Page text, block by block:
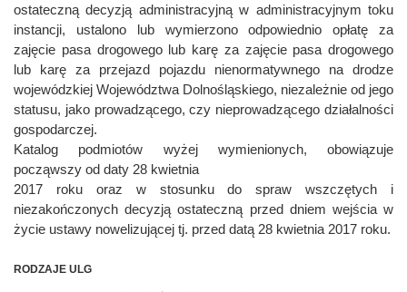
ostateczną decyzją administracyjną w administracyjnym toku
instancji, ustalono lub wymierzono odpowiednio opłatę za
zajęcie pasa drogowego lub karę za zajęcie pasa drogowego
lub karę za przejazd pojazdu nienormatywnego na drodze
wojewódzkiej Województwa Dolnośląskiego, niezależnie od jego
statusu, jako prowadzącego, czy nieprowadzącego działalności
gospodarczej.
Katalog podmiotów wyżej wymienionych, obowiązuje
począwszy od daty 28 kwietnia
2017 roku oraz w stosunku do spraw wszczętych i
niezakończonych decyzją ostateczną przed dniem wejścia w
życie ustawy nowelizującej tj. przed datą 28 kwietnia 2017 roku.
RODZAJE ULG